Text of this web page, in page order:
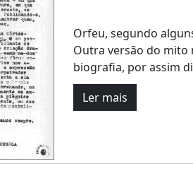
Orfeu, segundo
Outra versão do mito
biografia, por assim
Ler mais